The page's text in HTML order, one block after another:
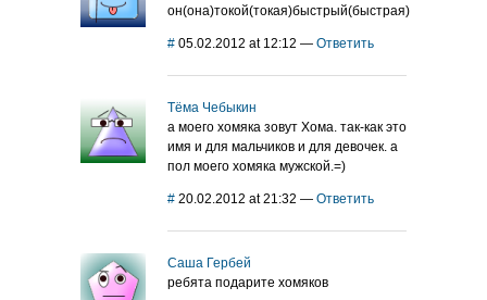
он(она)токой(токая)быстрый(быстрая)
# 05.02.2012 at 12:12 — Ответить
Тёма Чебыкин
а моего хомяка зовут Хома. так-как это
имя и для мальчиков и для девочек. а
пол моего хомяка мужской.=)
# 20.02.2012 at 21:32 — Ответить
Саша Гербей
ребята подарите хомяков